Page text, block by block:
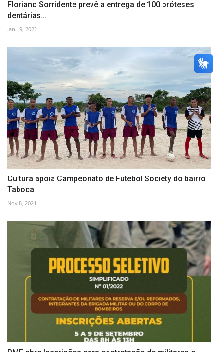
Floriano Sorridente prevê a entrega de 100 próteses
dentárias...
Jan 19, 2022
Cultura apoia Campeonato de Futebol Society do bairro
Taboca
Nov 8, 2021